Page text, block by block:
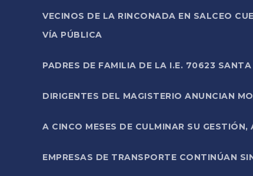
VECINOS DE LA RINCONADA EN SALCEO
VÍA PÚBLICA
PADRES DE FAMILIA DE LA I.E. 70623
DIRIGENTES DEL MAGISTERIO ANUNCIAN
A CINCO MESES DE CULMINAR SU
EMPRESAS DE TRANSPORTE CONTINÚAN